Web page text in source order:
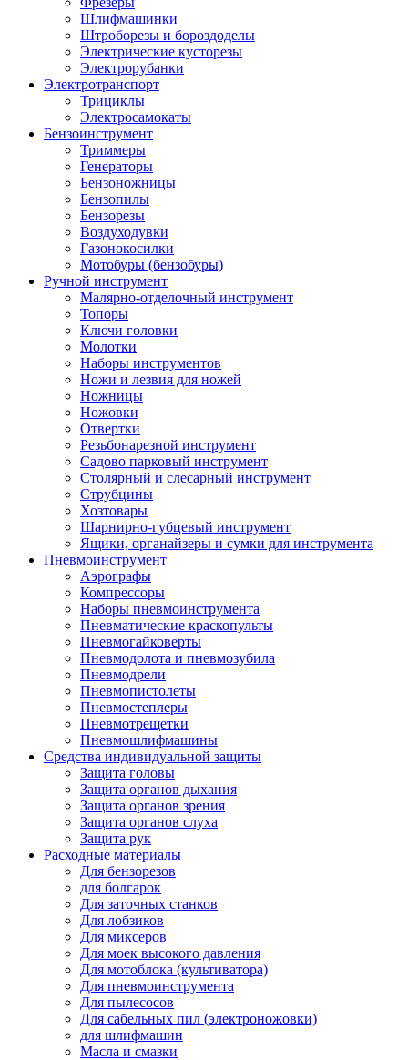
Шлифмашинки
Штроборезы и бороздоделы
Электрические кусторезы
Электрорубанки
Электротранспорт
Трициклы
Электросамокаты
Бензоинструмент
Триммеры
Генераторы
Бензоножницы
Бензопилы
Бензорезы
Воздуходувки
Газонокосилки
Мотобуры (бензобуры)
Ручной инструмент
Малярно-отделочный инструмент
Топоры
Ключи головки
Молотки
Наборы инструментов
Ножи и лезвия для ножей
Ножницы
Ножовки
Отвертки
Резьбонарезной инструмент
Садово парковый инструмент
Столярный и слесарный инструмент
Струбцины
Хозтовары
Шарнирно-губцевый инструмент
Ящики, органайзеры и сумки для инструмента
Пневмоинструмент
Аэрографы
Компрессоры
Наборы пневмоинструмента
Пневматические краскопульты
Пневмогайковерты
Пневмодолота и пневмозубила
Пневмодрели
Пневмопистолеты
Пневмостеплеры
Пневмотрещетки
Пневмошлифмашины
Средства индивидуальной защиты
Защита головы
Защита органов дыхания
Защита органов зрения
Защита органов слуха
Защита рук
Расходные материалы
Для бензорезов
для болгарок
Для заточных станков
Для лобзиков
Для миксеров
Для моек высокого давления
Для мотоблока (культиватора)
Для пневмоинструмента
Для пылесосов
Для сабельных пил (электроножовки)
для шлифмашин
Масла и смазки